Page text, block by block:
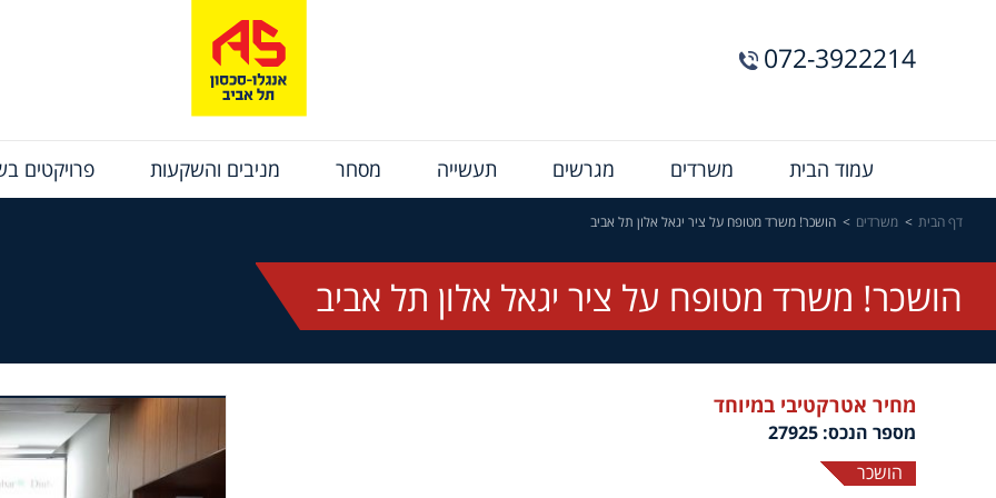
072-3922214
עמוד הבית משרדים מגרשים תעשייה מסחר מניבים והשקעות פרויקטים
דף הבית משרדים הושכר! משרד מטופח על ציר יגאל אלון תל אביב
הושכר! משרד מטופח על ציר יגאל אלון תל אביב
מחיר אטרקטיבי במיוחד
מספר הנכס: 27925
הושכר